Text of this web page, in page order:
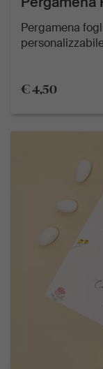
Pergamena
€ 4,50